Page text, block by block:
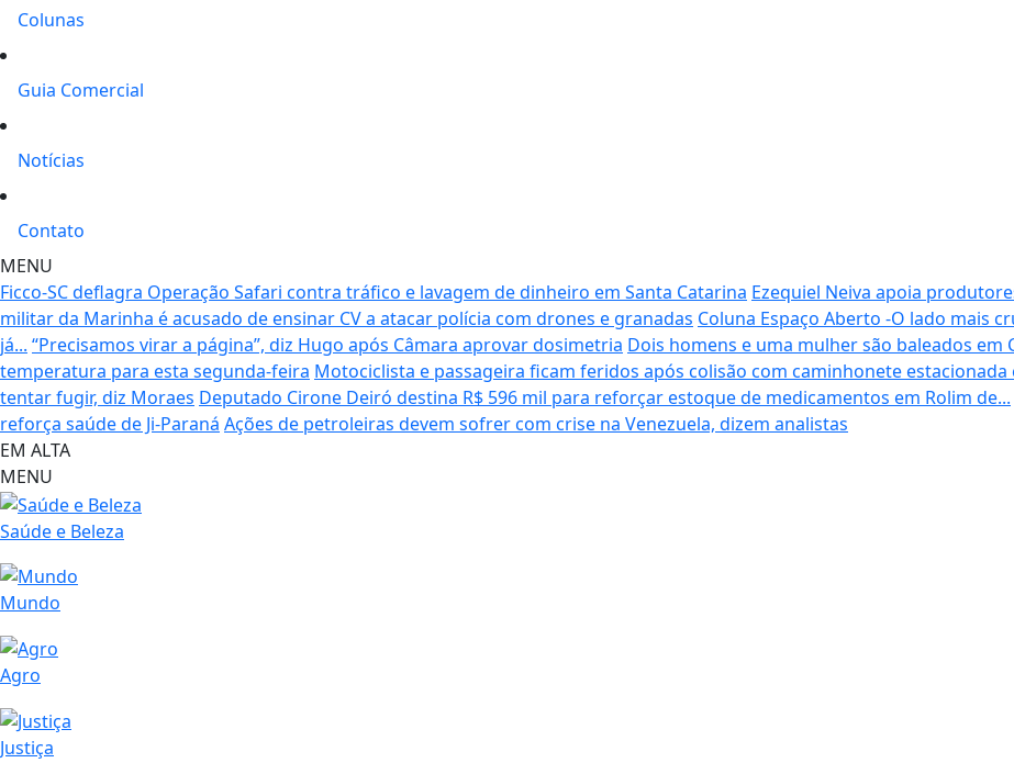
Colunas
Guia Comercial
Notícias
Contato
MENU
Ficco-SC deflagra Operação Safari contra tráfico e lavagem de dinheiro em Santa Catarina Ezequiel Neiva apoia
militar da Marinha é acusado de ensinar CV a atacar polícia com drones e granadas Coluna Espaço Aberto -O lado mais
já... “Precisamos virar a página”, diz Hugo após Câmara aprovar dosimetria Dois homens e uma mulher são baleados em
temperatura para esta segunda-feira Motociclista e passageira ficam feridos após colisão com caminhonete estacionada
tentar fugir, diz Moraes Deputado Cirone Deiró destina R$ 596 mil para reforçar estoque de medicamentos em Rolim de...
reforça saúde de Ji-Paraná Ações de petroleiras devem sofrer com crise na Venezuela, dizem analistas
EM ALTA
MENU
Saúde e Beleza
Mundo
Agro
Justiça